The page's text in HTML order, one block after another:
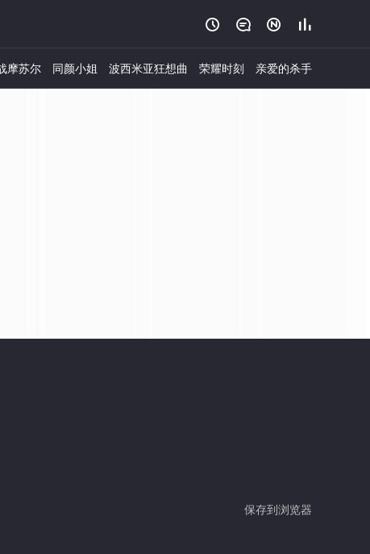
   
摩苏尔 同颜小姐 波西米亚狂想曲 荣耀时刻 亲爱的杀手
保存到浏览器